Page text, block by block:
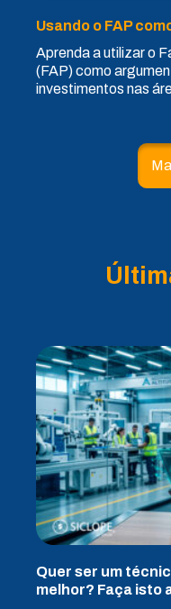
Usando o FAP
Aprenda a utilizar o
(FAP) como
investimentos nas
Quer ser um
melhor? Faça isto